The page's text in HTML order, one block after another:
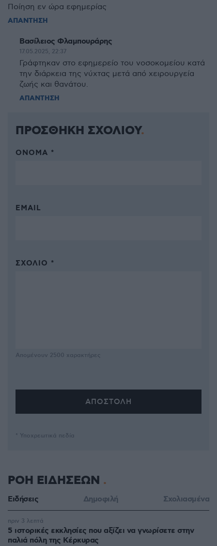
Ποίηση εν ώρα εφημερίας
ΑΠΑΝΤΗΣΗ
Βασίλειος Φλαμπουράρης
17.05.2025, 22:37
Γράφτηκαν στο εφημερείο του νοσοκομείου κατά
την διάρκεια της νύχτας μετά από χειρουργεία
ζωής και θανάτου.
ΑΠΑΝΤΗΣΗ
ΠΡΟΣΘΗΚΗ ΣΧΟΛΙΟΥ
ΌΝΟΜΑ *
EMAIL
ΣΧΌΛΙΟ *
Απομένουν 2500 χαρακτήρες
* Υποχρεωτικά πεδία
ΡΟΗ ΕΙΔΗΣΕΩΝ
Ειδήσεις Δημοφιλή Σχολιασμένα
5 ιστορικές εκκλησίες που αξίζει να γνωρίσετε στην
παλιά πόλη της Κέρκυρας
πριν 3 λεπτά